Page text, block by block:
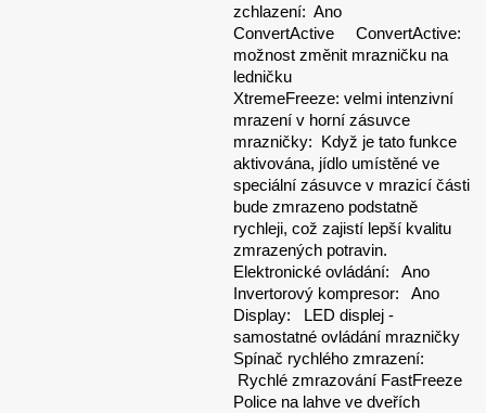
zchlazení: Ano
ConvertActive ConvertActive:
možnost změnit mrazničku na
ledničku
XtremeFreeze: velmi intenzivní
mrazení v horní zásuvce
mrazničky: Když je tato funkce
aktivována, jídlo umístěné ve
speciální zásuvce v mrazicí části
bude zmrazeno podstatně
rychleji, což zajistí lepší kvalitu
zmrazených potravin.
Elektronické ovládání: Ano
Invertorový kompresor: Ano
Display: LED displej -
samostatné ovládání mrazničky
Spínač rychlého zmrazení:
Rychlé zmrazování FastFreeze
Police na lahve ve dveřích